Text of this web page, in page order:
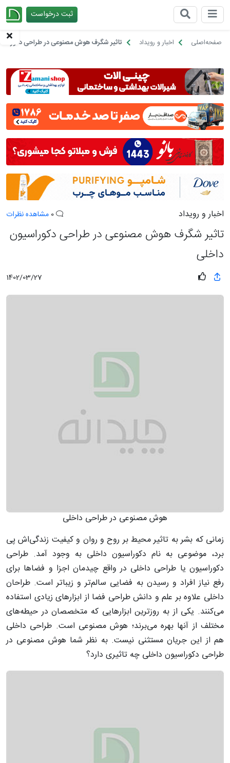
ثبت درخواست
صفحه‌اصلی اخبار و رویداد تاثیر شگرف هوش مصنوعی در طراحی
اخبار و رویداد مشاهده نظرات
تاثیر شگرف هوش مصنوعی در طراحی دکوراسیون
داخلی
1402/03/27
هوش مصنوعی در طراحی داخلی
زمانی که بشر به تاثیر محیط بر روح و روان و کیفیت زندگی‌اش پی
برد، موضوعی به نام دکوراسیون داخلی به وجود آمد. طراحی
دکوراسیون یا طراحی داخلی در واقع چیدمان اجزا و فضاها برای
رفع نیاز افراد و رسیدن به فضایی سالم‌تر و زیباتر است. طراحان
داخلی علاوه بر علم و دانش طراحی فضا از ابزارهای زیادی استفاده
می‌کنند. یکی از به روزترین ابزارهایی که متخصصان در حیطه‌های
مختلف از آنها بهره می‌برند؛ هوش مصنوعی است. طراحی داخلی
هم از این جریان مستثنی نیست. به نظر شما هوش مصنوعی در
طراحی دکوراسیون داخلی چه تاثیری دارد؟